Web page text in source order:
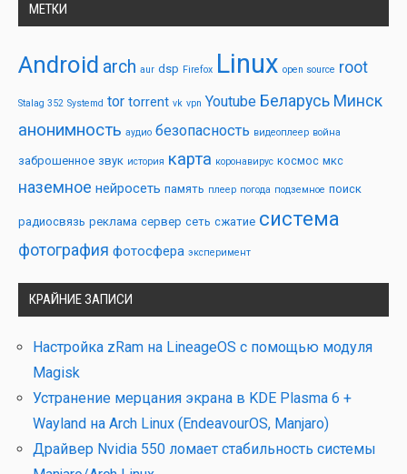
МЕТКИ
Android arch aur dsp Firefox Linux open source root
Stalag 352 Systemd tor torrent vk vpn Youtube Беларусь Минск
анонимность аудио безопасность видеоплеер война
заброшенное звук история карта коронавирус космос мкс
наземное нейросеть память плеер погода подземное поиск
радиосвязь реклама сервер сеть сжатие система
фотография фотосфера эксперимент
КРАЙНИЕ ЗАПИСИ
Настройка zRam на LineageOS с помощью модуля
Magisk
Устранение мерцания экрана в KDE Plasma 6 +
Wayland на Arch Linux (EndeavourOS, Manjaro)
Драйвер Nvidia 550 ломает стабильность системы